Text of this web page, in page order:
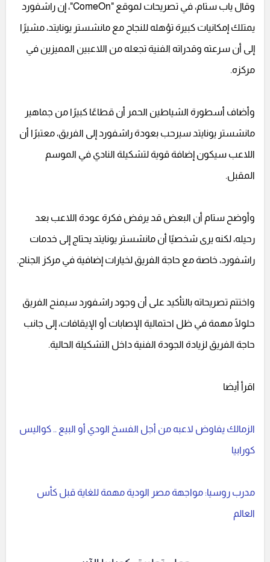
وقال ياب ستام، في تصريحات لموقع "ComeOn"، إن راشفورد
يمتلك إمكانيات كبيرة تؤهله للنجاح مع مانشستر يونايتد، مشيرًا
إلى أن سرعته وقدراته الفنية تجعله من اللاعبين المميزين في
مركزه.
وأضاف أسطورة الشياطين الحمر أن قطاعًا كبيرًا من جماهير
مانشستر يونايتد سيرحب بعودة راشفورد إلى الفريق، معتبرًا أن
اللاعب سيكون إضافة قوية لتشكيلة النادي في الموسم
المقبل.
وأوضح ستام أن البعض قد يرفض فكرة عودة اللاعب بعد
رحيله، لكنه يرى شخصيًا أن مانشستر يونايتد يحتاج إلى خدمات
راشفورد، خاصة مع حاجة الفريق لخيارات إضافية في مركز الجناح.
واختتم تصريحاته بالتأكيد على أن وجود راشفورد سيمنح الفريق
حلولًا مهمة في ظل احتمالية الإصابات أو الإيقافات، إلى جانب
حاجة الفريق لزيادة الجودة الفنية داخل التشكيلة الحالية.
اقرأ أيضا
الزمالك يفاوض لاعبه من أجل الفسخ الودي أو البيع .. كواليس
كورابيا
مدرب روسيا: مواجهة مصر الودية مهمة للغاية قبل كأس
العالم